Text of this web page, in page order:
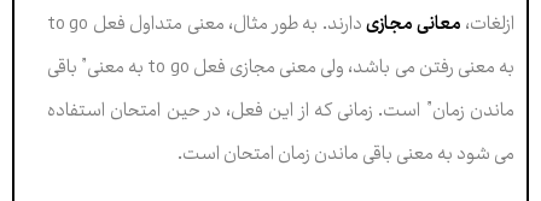
ازلغات،معانی مجازی
دارند. به طور مثال، معنی متداول فعل to go
به معنی رفتن می باشد، ولی معنی مجازی فعل to go به معنی” باقی
ماندن زمان” است. زمانی که از این فعل، در حین امتحان استفاده
می شود به معنی باقی ماندن زمان امتحان است.